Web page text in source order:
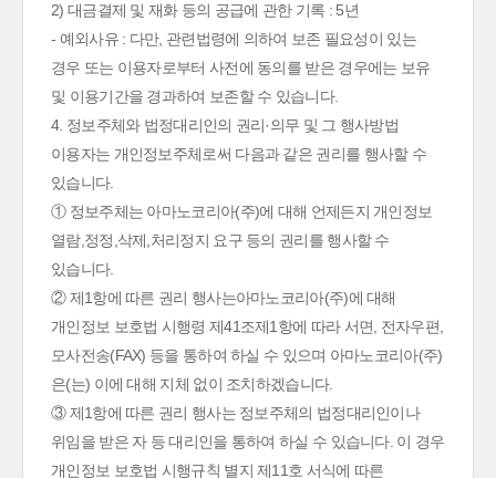
2) 대금결제 및 재화 등의 공급에 관한 기록 : 5년
- 예외사유 : 다만, 관련법령에 의하여 보존 필요성이 있는
경우 또는 이용자로부터 사전에 동의를 받은 경우에는 보유
및 이용기간을 경과하여 보존할 수 있습니다.
4. 정보주체와 법정대리인의 권리·의무 및 그 행사방법
이용자는 개인정보주체로써 다음과 같은 권리를 행사할 수
있습니다.
① 정보주체는 아마노코리아(주)에 대해 언제든지 개인정보
열람,정정,삭제,처리정지 요구 등의 권리를 행사할 수
있습니다.
② 제1항에 따른 권리 행사는아마노코리아(주)에 대해
개인정보 보호법 시행령 제41조제1항에 따라 서면, 전자우편,
모사전송(FAX) 등을 통하여 하실 수 있으며 아마노코리아(주)
은(는) 이에 대해 지체 없이 조치하겠습니다.
③ 제1항에 따른 권리 행사는 정보주체의 법정대리인이나
위임을 받은 자 등 대리인을 통하여 하실 수 있습니다. 이 경우
개인정보 보호법 시행규칙 별지 제11호 서식에 따른